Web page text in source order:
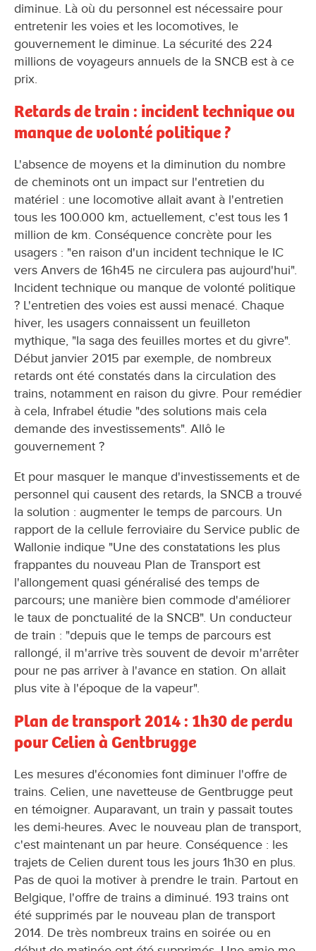
diminue. Là où du personnel est nécessaire pour
entretenir les voies et les locomotives, le
gouvernement le diminue. La sécurité des 224
millions de voyageurs annuels de la SNCB est à ce
prix.
Retards de train : incident technique ou
manque de volonté politique ?
L'absence de moyens et la diminution du nombre
de cheminots ont un impact sur l'entretien du
matériel : une locomotive allait avant à l'entretien
tous les 100.000 km, actuellement, c'est tous les 1
million de km. Conséquence concrète pour les
usagers : "en raison d'un incident technique le IC
vers Anvers de 16h45 ne circulera pas aujourd'hui".
Incident technique ou manque de volonté politique
? L'entretien des voies est aussi menacé. Chaque
hiver, les usagers connaissent un feuilleton
mythique, "la saga des feuilles mortes et du givre".
Début janvier 2015 par exemple, de nombreux
retards ont été constatés dans la circulation des
trains, notamment en raison du givre. Pour remédier
à cela, Infrabel étudie "des solutions mais cela
demande des investissements". Allô le
gouvernement ?
Et pour masquer le manque d'investissements et de
personnel qui causent des retards, la SNCB a trouvé
la solution : augmenter le temps de parcours. Un
rapport de la cellule ferroviaire du Service public de
Wallonie indique "Une des constatations les plus
frappantes du nouveau Plan de Transport est
l'allongement quasi généralisé des temps de
parcours; une manière bien commode d'améliorer
le taux de ponctualité de la SNCB". Un conducteur
de train : "depuis que le temps de parcours est
rallongé, il m'arrive très souvent de devoir m'arrêter
pour ne pas arriver à l'avance en station. On allait
plus vite à l'époque de la vapeur".
Plan de transport 2014 : 1h30 de perdu
pour Celien à Gentbrugge
Les mesures d'économies font diminuer l'offre de
trains. Celien, une navetteuse de Gentbrugge peut
en témoigner. Auparavant, un train y passait toutes
les demi-heures. Avec le nouveau plan de transport,
c'est maintenant un par heure. Conséquence : les
trajets de Celien durent tous les jours 1h30 en plus.
Pas de quoi la motiver à prendre le train. Partout en
Belgique, l'offre de trains a diminué. 193 trains ont
été supprimés par le nouveau plan de transport
2014. De très nombreux trains en soirée ou en